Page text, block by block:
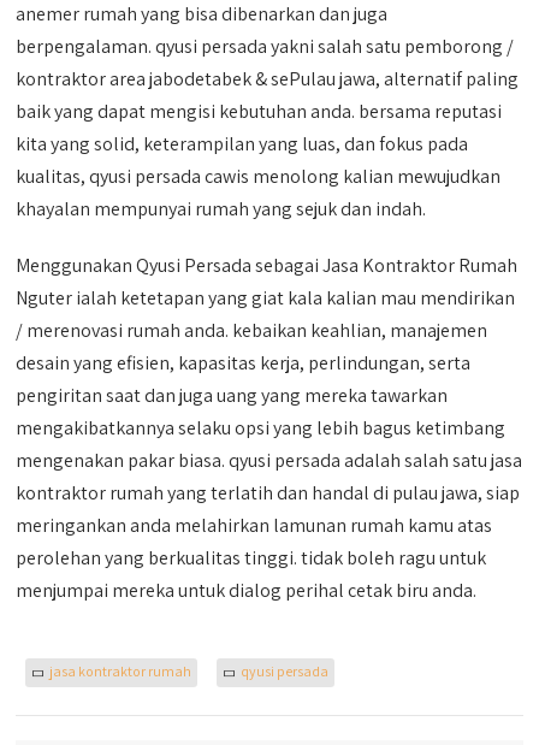
anemer rumah yang bisa dibenarkan dan juga
berpengalaman. qyusi persada yakni salah satu pemborong /
kontraktor area jabodetabek & sePulau jawa, alternatif paling
baik yang dapat mengisi kebutuhan anda. bersama reputasi
kita yang solid, keterampilan yang luas, dan fokus pada
kualitas, qyusi persada cawis menolong kalian mewujudkan
khayalan mempunyai rumah yang sejuk dan indah.
Menggunakan Qyusi Persada sebagai Jasa Kontraktor Rumah
Nguter ialah ketetapan yang giat kala kalian mau mendirikan
/ merenovasi rumah anda. kebaikan keahlian, manajemen
desain yang efisien, kapasitas kerja, perlindungan, serta
pengiritan saat dan juga uang yang mereka tawarkan
mengakibatkannya selaku opsi yang lebih bagus ketimbang
mengenakan pakar biasa. qyusi persada adalah salah satu jasa
kontraktor rumah yang terlatih dan handal di pulau jawa, siap
meringankan anda melahirkan lamunan rumah kamu atas
perolehan yang berkualitas tinggi. tidak boleh ragu untuk
menjumpai mereka untuk dialog perihal cetak biru anda.
jasa kontraktor rumah qyusi persada